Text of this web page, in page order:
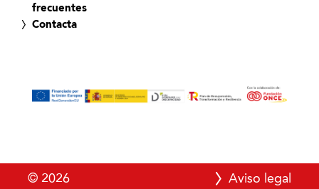
frecuentes
Contacta
© 2026 Aviso legal